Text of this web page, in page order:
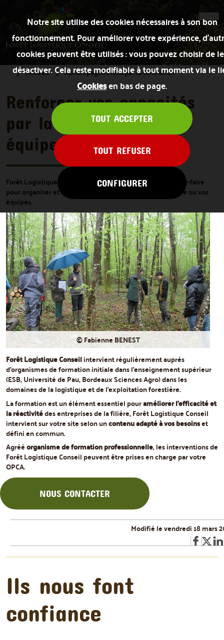
Notre site utilise des cookies nécessaires à son bon
fonctionnement. Pour améliorer votre expérience,
cookies peuvent être utilisés : vous pouvez choisir de
désactiver. Cela reste modifiable à tout moment via le
Cookiesen bas de page.
TOUT ACCEPTER
TOUT REFUSER
CONFIGURER
Accueil Accompagnement par la formation
Renforcer vos capacités
par la formation de vos
équipes
Forêt Logistique Conseil met à votre disposition son savoir-faire
pour organiser et animer des formations pour vous-même ou vos
équipes.
© Fabienne BENEST
Forêt Logistique Conseilintervient régulièrement auprès
d'organismes de formation initiale dans l'enseignement supérieur
(ESB, Université de Pau, Bordeaux Sciences Agro) dans les
domaines de la logistique et de l'exploitation forestière.
La formation est un élément essentiel pouraméliorer l'efficacité et
la réactivitédes entreprises de la filière, Forêt Logistique Conseil
intervient sur votre site selon uncontenu adapté à vos besoinset
défini en commun.
Agrééorganisme de formation professionnelle, les interventions de
Forêt Logistique Conseil peuvent être prises en charge par votre
OPCA.
NOUS CONTACTER
Modifié le vendredi 18 mars
Ils nous font
confiance